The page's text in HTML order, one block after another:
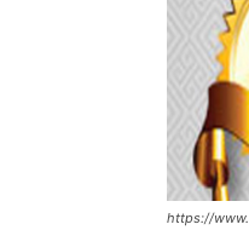
https://